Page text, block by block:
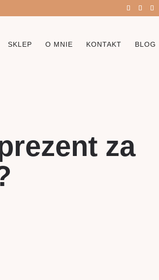
SKLEP O MNIE KONTAKT BLOG
za